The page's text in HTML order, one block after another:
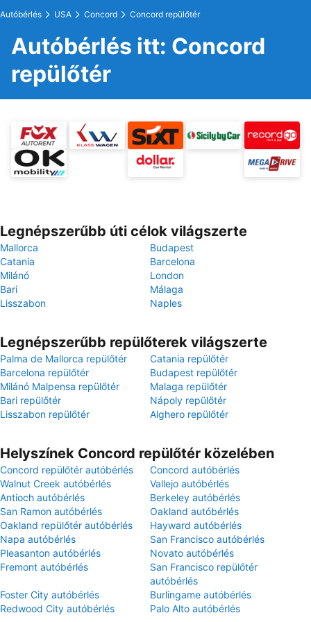
Autóbérlés USA Concord Concord repülőtér
Autóbérlés itt: Concord
repülőtér
Legnépszerűbb úti célok világszerte
Mallorca
Budapest
Catania
Barcelona
Milánó
London
Bari
Málaga
Lisszabon
Naples
Legnépszerűbb repülőterek világszerte
Palma de Mallorca repülőtér
Catania repülőtér
Barcelona repülőtér
Budapest repülőtér
Milánó Malpensa repülőtér
Malaga repülőtér
Bari repülőtér
Nápoly repülőtér
Lisszabon repülőtér
Alghero repülőtér
Helyszínek Concord repülőtér közelében
Concord repülőtér autóbérlés
Concord autóbérlés
Walnut Creek autóbérlés
Vallejo autóbérlés
Antioch autóbérlés
Berkeley autóbérlés
San Ramon autóbérlés
Oakland autóbérlés
Oakland repülőtér autóbérlés
Hayward autóbérlés
Napa autóbérlés
San Francisco autóbérlés
Pleasanton autóbérlés
Novato autóbérlés
Fremont autóbérlés
San Francisco repülőtér
autóbérlés
Foster City autóbérlés
Burlingame autóbérlés
Redwood City autóbérlés
Palo Alto autóbérlés